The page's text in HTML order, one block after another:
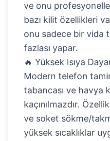
ve onu
bazı kilit özellikleri
onu sadece bir vida
fazlası yapar.
🔥 Yüksek Isıya
Modern telefon
tabancası ve havya
kaçınılmazdır.
ve soket sökme/
yüksek sıcaklıklar